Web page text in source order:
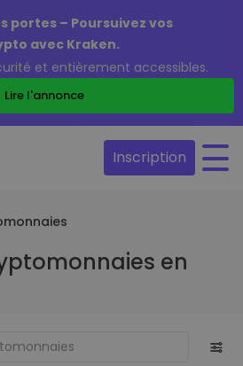
portes – Poursuivez vos
avec Kraken.
et entièrement accessibles.
Lire l'annonce
Inscription
en